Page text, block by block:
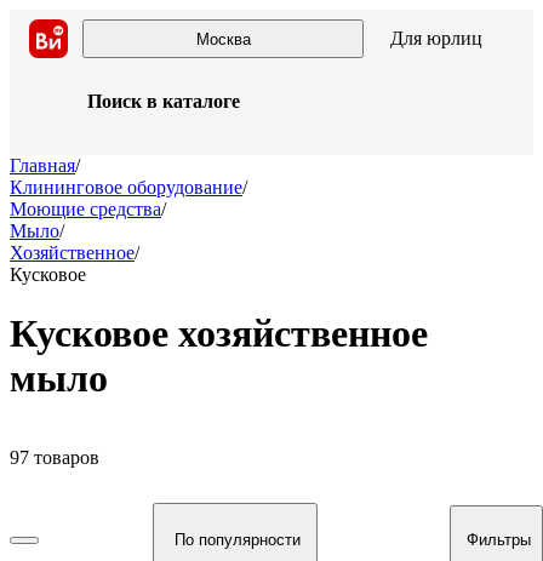
Москва Для юрлиц
Поиск в каталоге
Главная/
Клининговое оборудование/
Моющие средства/
Мыло/
Хозяйственное/
Кусковое
Кусковое хозяйственное
мыло
97 товаров
По популярности Фильтры